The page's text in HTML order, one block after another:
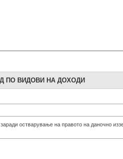
ПО ВИДОВИ НА ДОХОДИ
остварување на правото на даночно